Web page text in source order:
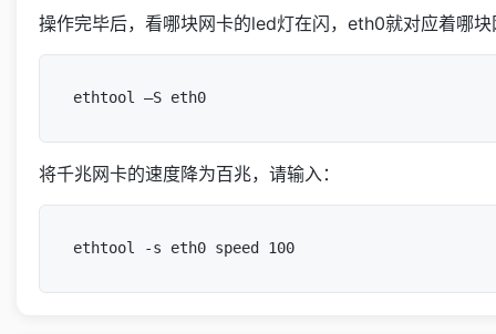
操作完毕后，看哪块网卡的led灯在闪，eth0就对应着哪
ethtool –S eth0
将千兆网卡的速度降为百兆，请输入：
ethtool -s eth0 speed 100